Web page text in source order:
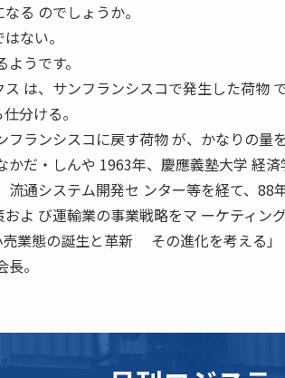
る のでしょうか。
ない。
うです。
は、サンフランシスコで発生した荷物
分ける。
フランシスコに戻す荷物 が、かなりの量
かだ・しんや 1963年、慶應義塾大学 経済
流通システム開発セ ンター等を経て、88
よ び運輸業の事業戦略をマ ーケティン
業態の誕生と革新 その進化を考える」
。